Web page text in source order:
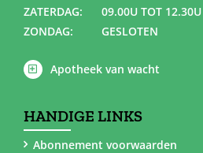
ZATERDAG:
09.00U TOT 12.30U
ZONDAG:
GESLOTEN
Apotheek van wacht
HANDIGE LINKS
Abonnement voorwaarden